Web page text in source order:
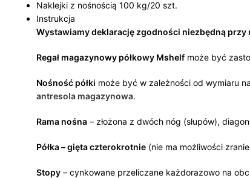
Naklejki z nośnością 100 kg/20 szt.
Instrukcja
Wystawiamy deklarację zgodności niezbędną
Regał magazynowy półkowy Mshelf może być
Nośność półki może być w zależności od wymiaru
antresola magazynowa.
Rama nośna – złożona z dwóch nóg (słupów),
Półka – gięta czterokrotnie (nie ma możliwości
Stopy – cynkowane przeliczane każdorazowo na